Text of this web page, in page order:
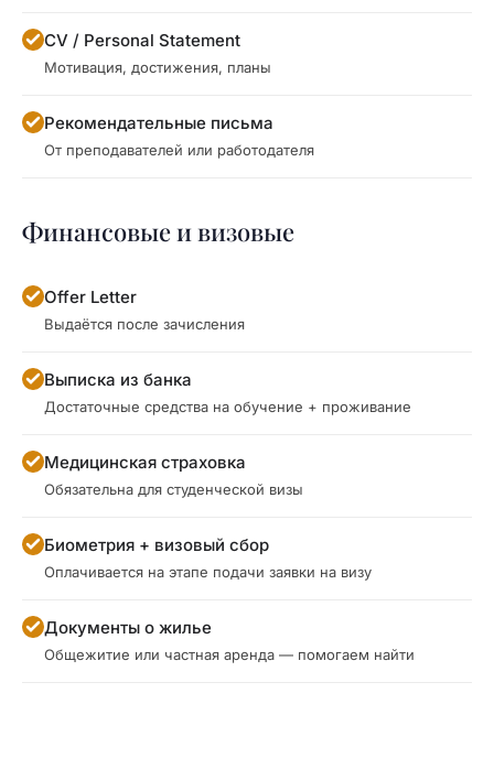
CV / Personal Statement
Мотивация, достижения, планы
Рекомендательные письма
От преподавателей или работодателя
Финансовые и визовые
Offer Letter
Выдаётся после зачисления
Выписка из банка
Достаточные средства на обучение + проживание
Медицинская страховка
Обязательна для студенческой визы
Биометрия + визовый сбор
Оплачивается на этапе подачи заявки на визу
Документы о жилье
Общежитие или частная аренда — помогаем найти